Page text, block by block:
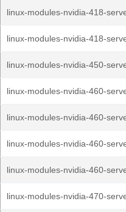
linux-modules-nvidia-418-
linux-modules-nvidia-418-
linux-modules-nvidia-450-
linux-modules-nvidia-460-
linux-modules-nvidia-460-
linux-modules-nvidia-460-
linux-modules-nvidia-460-
linux-modules-nvidia-470-